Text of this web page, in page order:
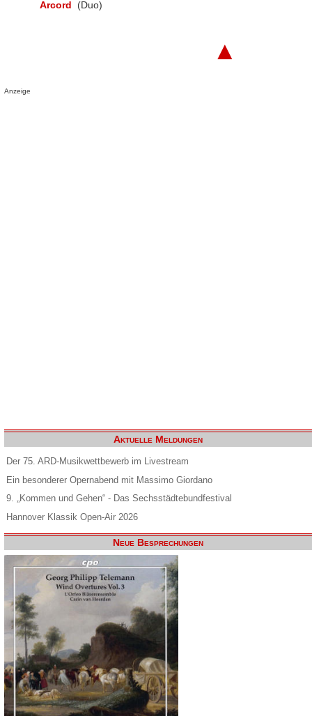
Arcord (Duo)
▲
Anzeige
Aktuelle Meldungen
Der 75. ARD-Musikwettbewerb im Livestream
Ein besonderer Opernabend mit Massimo Giordano
9. „Kommen und Gehen“ - Das Sechsstädtebundfestival
Hannover Klassik Open-Air 2026
Neue Besprechungen